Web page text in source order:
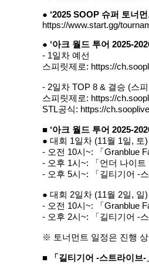
● ‘2025 SOOP 슈퍼 토너
https://www.start.gg/
● ‘아크 월드 투어 2025-
- 1일차 예선
스피릿제로: https://
- 2일차 TOP 8 & 결승 (스
스피릿제로: https://
STL공식: https://
■ ‘아크 월드 투어 2025-
● 대회 1일차 (11월 1일, 토)
- 오전 10시~: 「Granblue
- 오후 1시~: 「언더 나이
- 오후 5시~: 「길티기어 -
● 대회 2일차 (11월 2일, 일)
- 오전 10시~: 「Granblue
- 오후 2시~: 「길티기어 -
※ 토너먼트 일정은 진행
■ 「길티기어 -스트라이브-